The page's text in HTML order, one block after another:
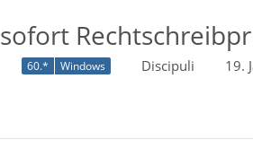
sofort
60.* Windows Discipuli 19.